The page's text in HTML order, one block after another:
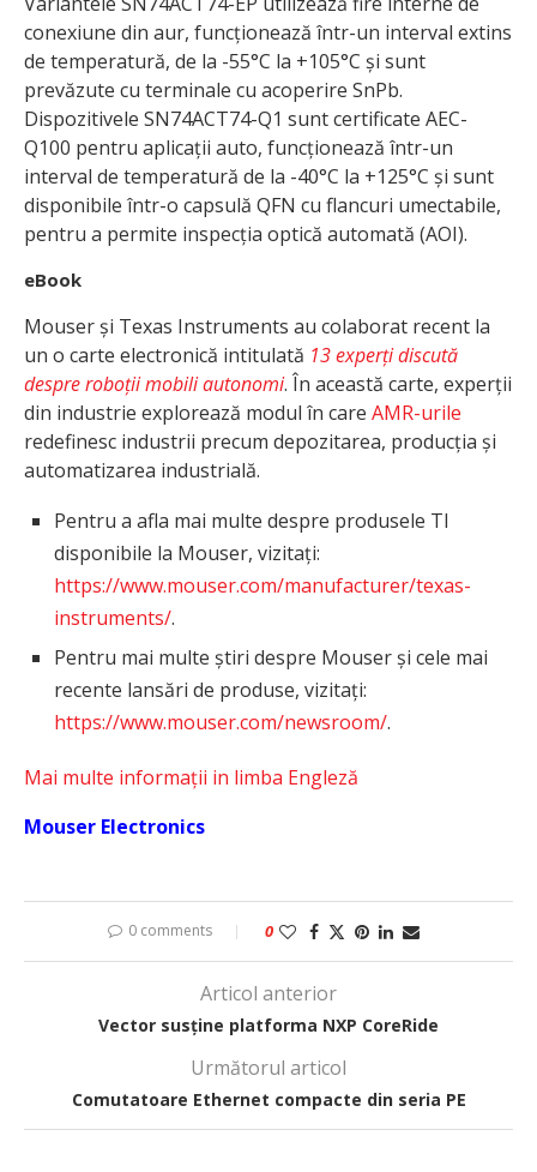
conexiune din aur, funcționează într-un interval extins
de temperatură, de la -55°C la +105°C și sunt
prevăzute cu terminale cu acoperire SnPb.
Dispozitivele SN74ACT74-Q1 sunt certificate AEC-
Q100 pentru aplicații auto, funcționează într-un
interval de temperatură de la -40°C la +125°C și sunt
disponibile într-o capsulă QFN cu flancuri umectabile,
pentru a permite inspecția optică automată (AOI).
eBook
Mouser și Texas Instruments au colaborat recent la
un o carte electronică intitulată 13 experți discută
despre roboții mobili autonomi. În această carte, experții
din industrie explorează modul în care AMR-urile
redefinesc industrii precum depozitarea, producția și
automatizarea industrială.
Pentru a afla mai multe despre produsele TI
disponibile la Mouser, vizitați:
https://www.mouser.com/manufacturer/texas-
instruments/.
Pentru mai multe știri despre Mouser și cele mai
recente lansări de produse, vizitați:
https://www.mouser.com/newsroom/.
Mai multe informații in limba Engleză
Mouser Electronics
0 comments 0
Articol anterior
Vector susține platforma NXP CoreRide
Următorul articol
Comutatoare Ethernet compacte din seria PE